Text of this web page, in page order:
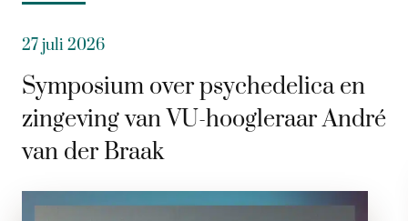
27 juli 2026
Symposium over psychedelica en
zingeving van VU-hoogleraar André
van der Braak